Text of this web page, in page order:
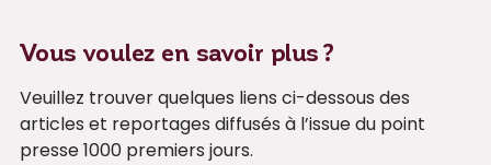
Vous voulez en savoir plus ?
Veuillez trouver quelques liens ci-dessous des
articles et reportages diffusés à l’issue du point
presse 1000 premiers jours.